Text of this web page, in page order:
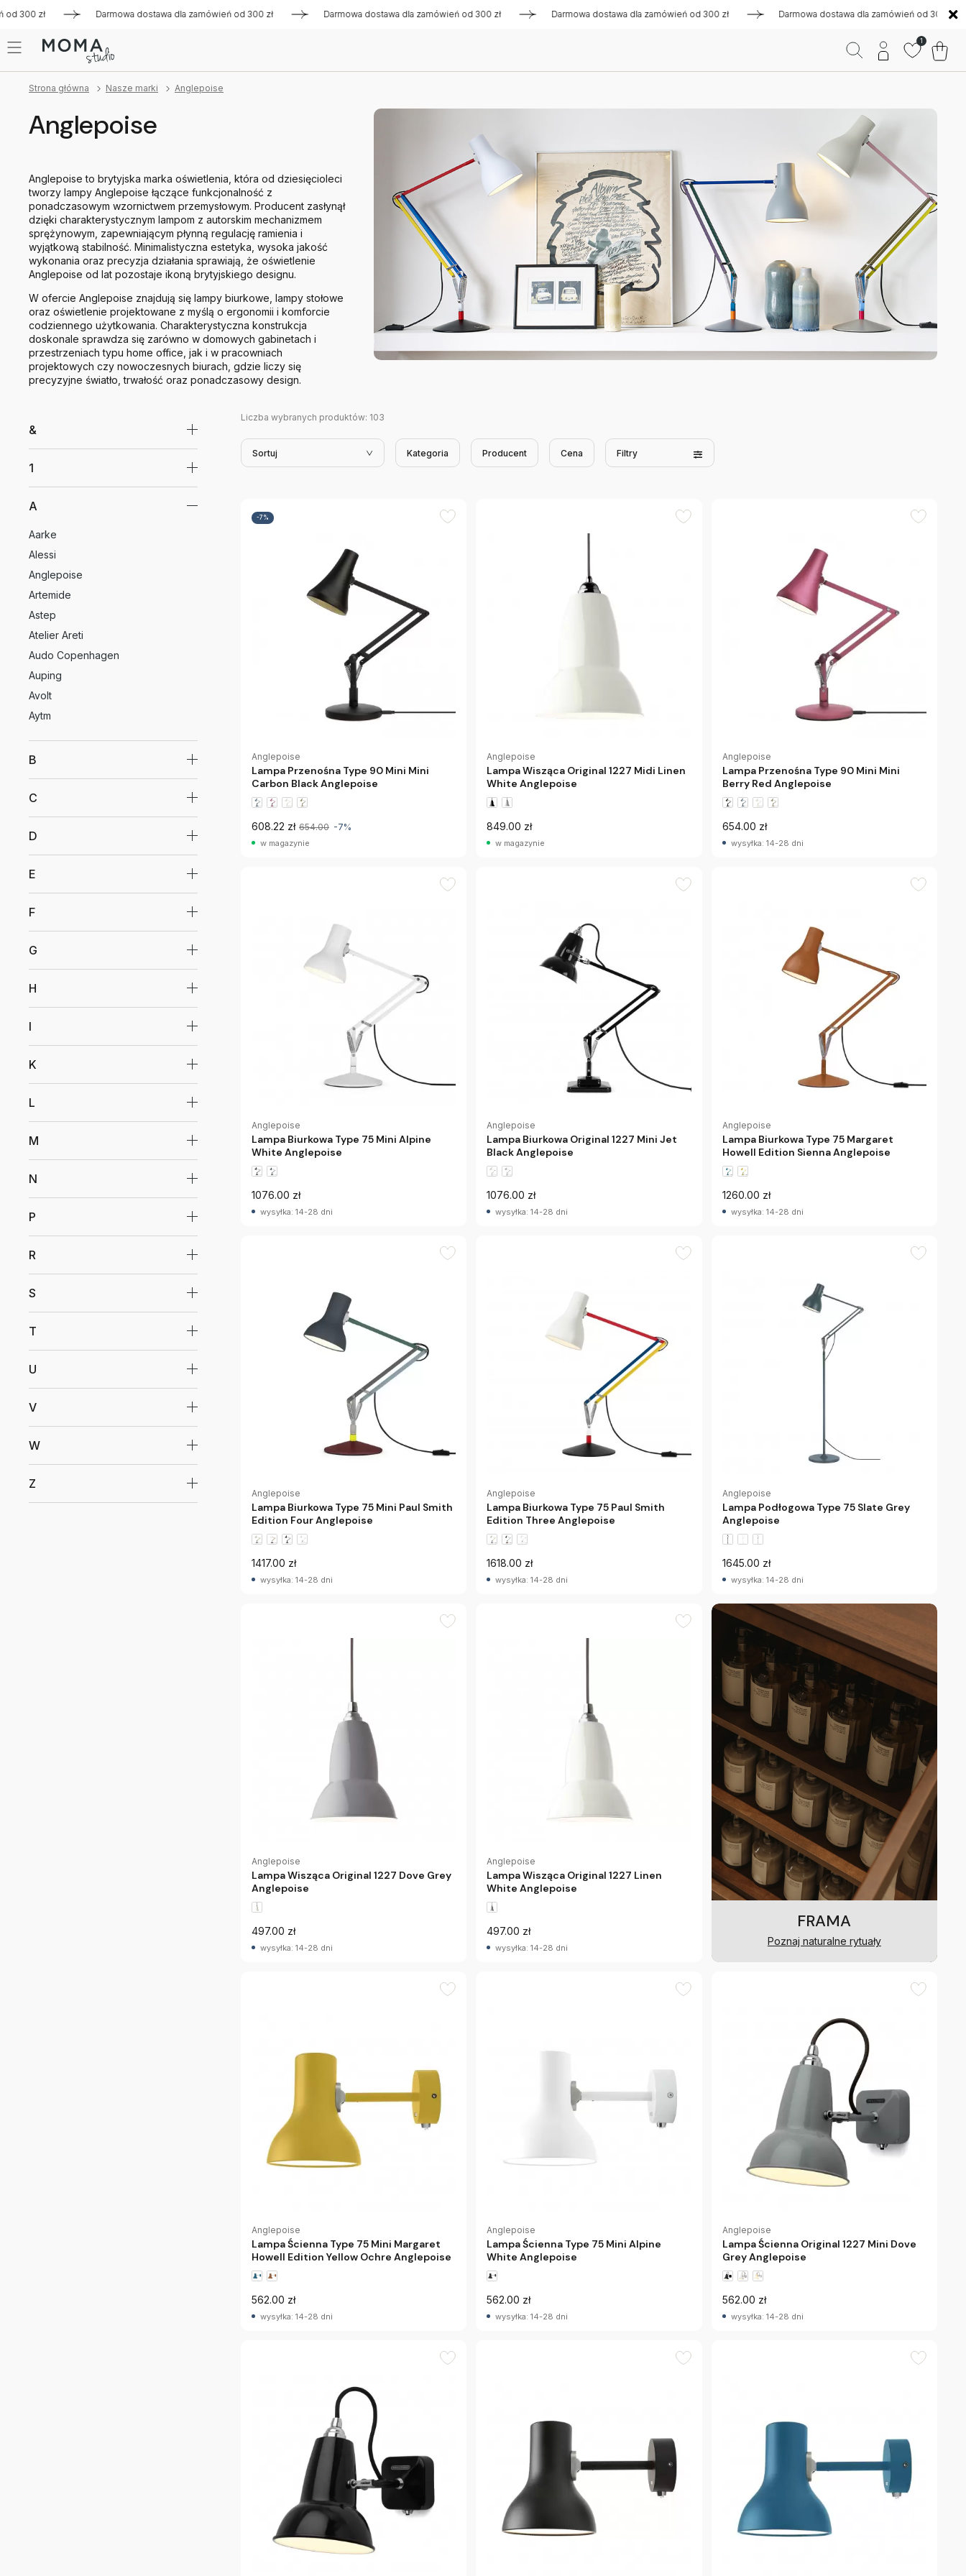
zł Darmowa dostawa dla zamówień od 300 zł Darmowa dostawa dla zamówień od 300 zł Darmowa dostawa dla zamówień od 300 zł Darmowa dostawa dla zamówień od 300 zł
1
Strona główna Nasze marki Anglepoise
Anglepoise
Anglepoise to brytyjska marka oświetlenia, która od dziesięcioleci
tworzy lampy Anglepoise łączące funkcjonalność z
ponadczasowym wzornictwem przemysłowym. Producent zasłynął
dzięki charakterystycznym lampom z autorskim mechanizmem
sprężynowym, zapewniającym płynną regulację ramienia i
wyjątkową stabilność. Minimalistyczna estetyka, wysoka jakość
wykonania oraz precyzja działania sprawiają, że oświetlenie
Anglepoise od lat pozostaje ikoną brytyjskiego designu.
W ofercie Anglepoise znajdują się lampy biurkowe, lampy stołowe
oraz oświetlenie projektowane z myślą o ergonomii i komforcie
codziennego użytkowania. Charakterystyczna konstrukcja
doskonale sprawdza się zarówno w domowych gabinetach i
przestrzeniach typu home office, jak i w pracowniach
projektowych czy nowoczesnych biurach, gdzie liczy się
precyzyjne światło, trwałość oraz ponadczasowy design.
&
1
A
Aarke
Alessi
Anglepoise
Artemide
Astep
Atelier Areti
Audo Copenhagen
Auping
Avolt
Aytm
B
C
D
E
F
G
H
I
K
L
M
N
P
R
S
T
U
V
W
Z
Liczba wybranych produktów: 103
Sortuj Kategoria Producent Cena Filtry
-7%
Anglepoise
Lampa Przenośna Type 90 Mini Mini
Carbon Black Anglepoise
608.22 zł 654.00 -7%
w magazynie
Anglepoise
Lampa Wisząca Original 1227 Midi Linen
White Anglepoise
849.00 zł
w magazynie
Anglepoise
Lampa Przenośna Type 90 Mini Mini
Berry Red Anglepoise
654.00 zł
wysyłka: 14-28 dni
Anglepoise
Lampa Biurkowa Type 75 Mini Alpine
White Anglepoise
1076.00 zł
wysyłka: 14-28 dni
Anglepoise
Lampa Biurkowa Original 1227 Mini Jet
Black Anglepoise
1076.00 zł
wysyłka: 14-28 dni
Anglepoise
Lampa Biurkowa Type 75 Margaret
Howell Edition Sienna Anglepoise
1260.00 zł
wysyłka: 14-28 dni
Anglepoise
Lampa Biurkowa Type 75 Mini Paul Smith
Edition Four Anglepoise
1417.00 zł
wysyłka: 14-28 dni
Anglepoise
Lampa Biurkowa Type 75 Paul Smith
Edition Three Anglepoise
1618.00 zł
wysyłka: 14-28 dni
Anglepoise
Lampa Podłogowa Type 75 Slate Grey
Anglepoise
1645.00 zł
wysyłka: 14-28 dni
Anglepoise
Lampa Wisząca Original 1227 Dove Grey
Anglepoise
497.00 zł
wysyłka: 14-28 dni
Anglepoise
Lampa Wisząca Original 1227 Linen
White Anglepoise
497.00 zł
wysyłka: 14-28 dni
FRAMA
Poznaj naturalne rytuały
Anglepoise
Lampa Ścienna Type 75 Mini Margaret
Howell Edition Yellow Ochre Anglepoise
562.00 zł
wysyłka: 14-28 dni
Anglepoise
Lampa Ścienna Type 75 Mini Alpine
White Anglepoise
562.00 zł
wysyłka: 14-28 dni
Anglepoise
Lampa Ścienna Original 1227 Mini Dove
Grey Anglepoise
562.00 zł
wysyłka: 14-28 dni